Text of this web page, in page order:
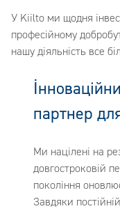
У Kiilto ми щодня
професійному
нашу діяльність все
партнер​​​​​​
Ми націлені на
довгостроковій
покоління
Завдяки